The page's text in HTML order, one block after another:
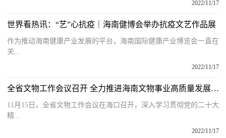
2022/11/17
世界看热讯：“艺”心抗疫｜海南健博会举办抗疫文艺作品展
作为推动海南健康产业发展的平台，海南国际健康产业博览会一直在
关...
2022/11/17
全省文物工作会议召开 全力推进海南文物事业高质量发展 沈晓明冯飞作批示
11月15日，全省文物工作会议在海口召开，深入学习贯彻党的二十大
精...
2022/11/17